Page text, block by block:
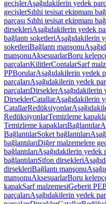
geçişlerAşağıdakilerin yedek
geçişlerSıhhi tesisat ekipmanı
parçası Sıhhi tesisat ekipmanı
dirsekleriAşağıdakilerin yedek
bağlantı soketleriAşağıdakilerin
soketleriBağlantı manşonu
manşonuAksesuarlarBoru
parçalarıKilitlerContalarSarf
PPBorularAşağıdakilerin yedek
parçalarıAşağıdakilerin yedek
parçalarıDirseklerAşağıdakilerin
DirseklerÇatallarAşağıdakilerin
ÇatallarRedüksiyonlar
RedüksiyonlarTemizleme
Temizleme kapaklarıBağlantılar
BağlantılarSoket bağlantıları
bağlantılarıDiğer malzemelere
bağlantılarıAşağıdakilerin yedek
bağlantılarıSifon dirsekleri
dirsekleriBağlantı manşonu
manşonuAksesuarlarBoru
kapakSarf malzemesiGeberit PE
parçalarıAşağıdakilerin yedek